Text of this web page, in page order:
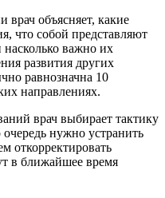
врач объясняет, какие
что собой представляют
насколько важно их
развития других
равнозначна 10
направлениях.
врач выбирает тактику
нужно устранить
откорректировать
в ближайшее время